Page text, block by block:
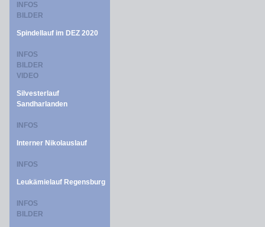
INFOS
BILDER
Spindellauf im DEZ 2020
INFOS
BILDER
VIDEO
Silvesterlauf
Sandharlanden
INFOS
Interner Nikolauslauf
INFOS
Leukämielauf Regensburg
INFOS
BILDER